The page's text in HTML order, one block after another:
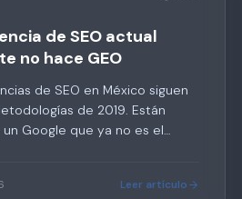
de SEO actual
no hace GEO
de SEO en México siguen
de 2019. Están
Google que ya no es el
Leer artículo